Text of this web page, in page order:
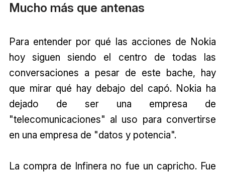
Mucho más que antenas
Para entender por qué las acciones de Nokia
hoy siguen siendo el centro de todas las
conversaciones a pesar de este bache, hay
que mirar qué hay debajo del capó. Nokia ha
dejado de ser una empresa de
"telecomunicaciones" al uso para convertirse
en una empresa de "datos y potencia".
La compra de Infinera no fue un capricho. Fue